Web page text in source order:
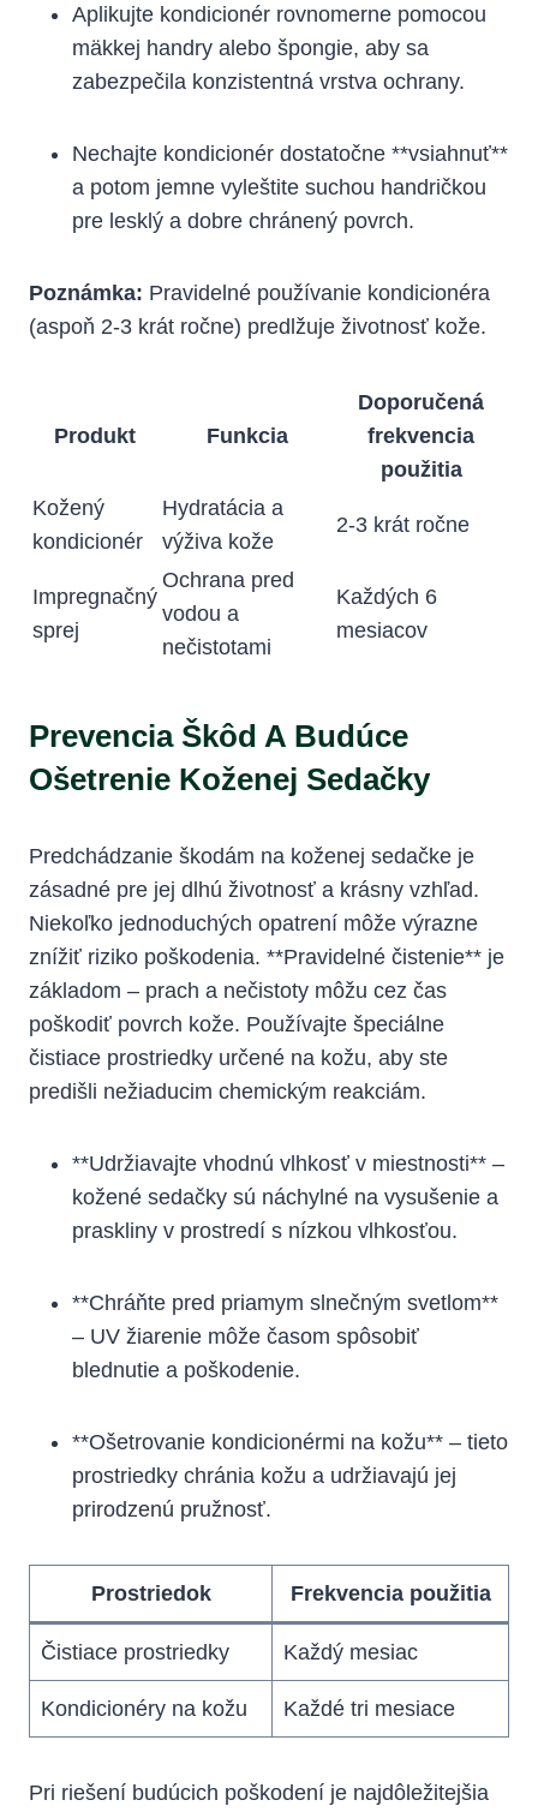
Aplikujte kondicionér rovnomerne pomocou
mäkkej handry alebo špongie, aby sa
zabezpečila konzistentná vrstva ochrany.
Nechajte kondicionér dostatočne **vsiahnuť**
a potom jemne vyleštite suchou handričkou
pre lesklý a dobre chránený povrch.
Poznámka: Pravidelné používanie kondicionéra
(aspoň 2-3 krát ročne) predlžuje životnosť kože.
Produkt Funkcia
Doporučená
frekvencia
použitia
Kožený
kondicionér
Hydratácia a
výživa kože
2-3 krát ročne
Impregnačný
sprej
Ochrana pred
vodou a
nečistotami
Každých 6
mesiacov
Prevencia Škôd A Budúce
Ošetrenie Koženej Sedačky
Predchádzanie škodám na koženej sedačke je
zásadné pre jej dlhú životnosť a krásny vzhľad.
Niekoľko jednoduchých opatrení môže výrazne
znížiť riziko poškodenia. **Pravidelné čistenie** je
základom – prach a nečistoty môžu cez čas
poškodiť povrch kože. Používajte špeciálne
čistiace prostriedky určené na kožu, aby ste
predišli nežiaducim chemickým reakciám.
**Udržiavajte vhodnú vlhkosť v miestnosti** –
kožené sedačky sú náchylné na vysušenie a
praskliny v prostredí s nízkou vlhkosťou.
**Chráňte pred priamym slnečným svetlom**
– UV žiarenie môže časom spôsobiť
blednutie a poškodenie.
**Ošetrovanie kondicionérmi na kožu** – tieto
prostriedky chránia kožu a udržiavajú jej
prirodzenú pružnosť.
Prostriedok Frekvencia použitia
Čistiace prostriedky Každý mesiac
Kondicionéry na kožu Každé tri mesiace
Pri riešení budúcich poškodení je najdôležitejšia